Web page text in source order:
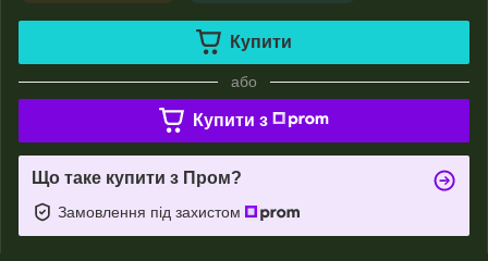
Купити
або
Купити з
Що таке купити з Пром?
Замовлення під захистом